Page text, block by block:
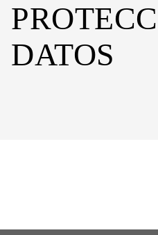
DATOS